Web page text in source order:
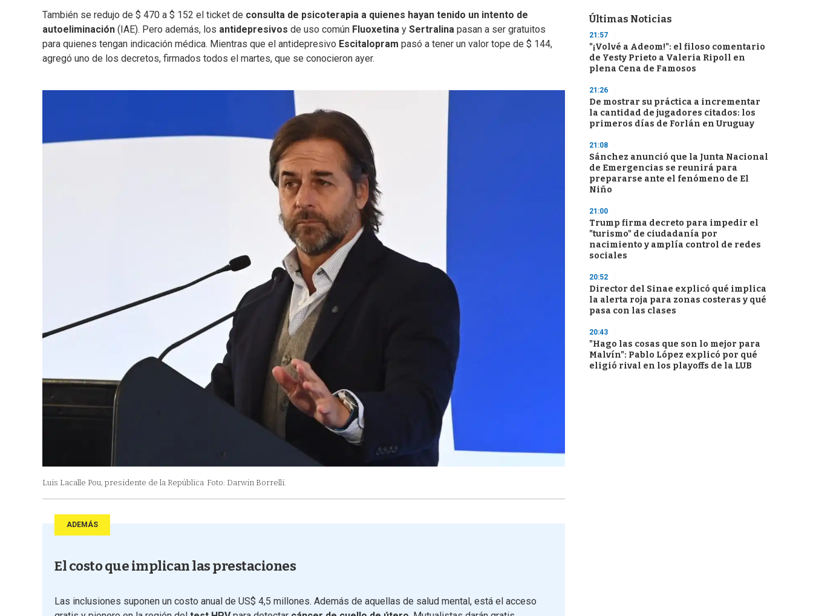
También se redujo de $ 470 a $ 152 el ticket de consulta de psicoterapia a quienes hayan tenido un intento de
autoeliminación (IAE). Pero además, los antidepresivos de uso común Fluoxetina y Sertralina pasan a ser gratuitos
para quienes tengan indicación médica. Mientras que el antidepresivo Escitalopram pasó a tener un valor tope de $ 144,
agregó uno de los decretos, firmados todos el martes, que se conocieron ayer.
Luis Lacalle Pou, presidente de la República Foto: Darwin Borrelli.
ADEMÁS
El costo que implican las prestaciones
Las inclusiones suponen un costo anual de US$ 4,5 millones. Además de aquellas de salud mental, está el acceso
Últimas Noticias
21:57
"¡Volvé a Adeom!": el filoso comentario
de Yesty Prieto a Valeria Ripoll en
plena Cena de Famosos
21:26
De mostrar su práctica a incrementar
la cantidad de jugadores citados: los
primeros días de Forlán en Uruguay
21:08
Sánchez anunció que la Junta Nacional
de Emergencias se reunirá para
prepararse ante el fenómeno de El
Niño
21:00
Trump firma decreto para impedir el
"turismo" de ciudadanía por
nacimiento y amplía control de redes
sociales
20:52
Director del Sinae explicó qué implica
la alerta roja para zonas costeras y qué
pasa con las clases
20:43
"Hago las cosas que son lo mejor para
Malvín": Pablo López explicó por qué
eligió rival en los playoffs de la LUB